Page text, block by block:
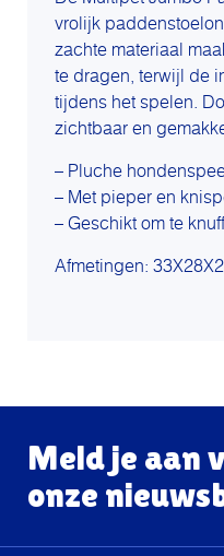
vrolijk
zachte materiaal
te dragen, terwijl de
tijdens het spelen.
zichtbaar en
– Pluche
– Met pieper en
– Geschikt om te
Afmetingen:
Meld je aan
onze